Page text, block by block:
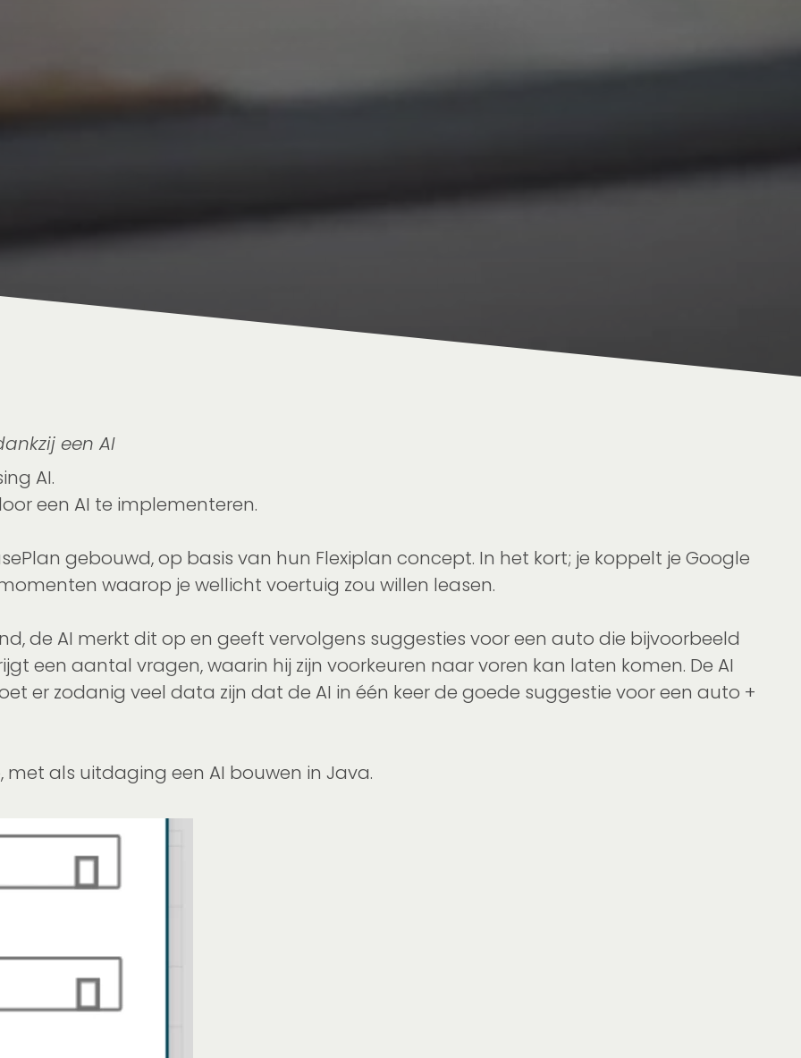
een AI
AI.
een AI te implementeren.
gebouwd, op basis van hun Flexiplan concept. In het kort; je koppelt je Google
waarop je wellicht voertuig zou willen leasen.
de AI merkt dit op en geeft vervolgens suggesties voor een auto die bijvoorbeeld
een aantal vragen, waarin hij zijn voorkeuren naar voren kan laten komen. De AI
er zodanig veel data zijn dat de AI in één keer de goede suggestie voor een auto +
als uitdaging een AI bouwen in Java.